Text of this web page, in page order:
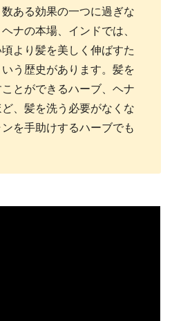
ある効果の一つに過ぎな
ナの本場、インドでは、
より髪を美しく伸ばすた
う歴史があります。髪を
とができるハーブ、ヘナ
、髪を洗う必要がなくな
を手助けするハーブでも